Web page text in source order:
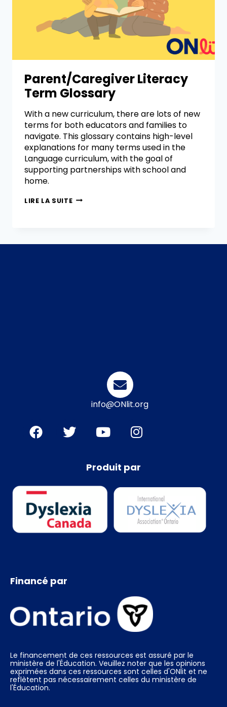
Parent/Caregiver Literacy
Term Glossary
With a new curriculum, there are lots of new
terms for both educators and families to
navigate. This glossary contains high-level
explanations for many terms used in the
Language curriculum, with the goal of
supporting partnerships with school and
home.
LIRE LA SUITE
info@ONlit.org
Produit par
Financé par
Le financement de ces ressources est assuré par le
ministère de l'Éducation. Veuillez noter que les opinions
exprimées dans ces ressources sont celles d'ONlit et ne
reflètent pas nécessairement celles du ministère de
l'Éducation.